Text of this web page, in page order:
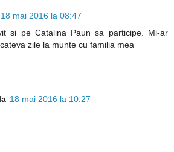
18 mai 2016 la 08:47
si pe Catalina Paun sa participe. Mi-ar
zile la munte cu familia mea
18 mai 2016 la 10:27